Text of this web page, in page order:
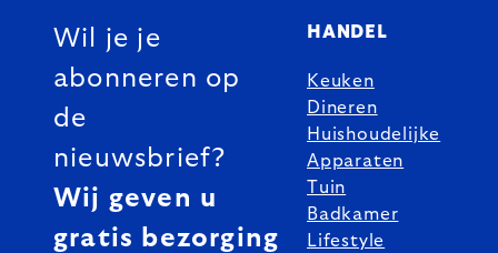
Wil je je
abonneren op
de
nieuwsbrief?
Wij geven u
gratis bezorging
HANDEL
Keuken
Dineren
Huishoudelijke
Apparaten
Tuin
Badkamer
Lifestyle